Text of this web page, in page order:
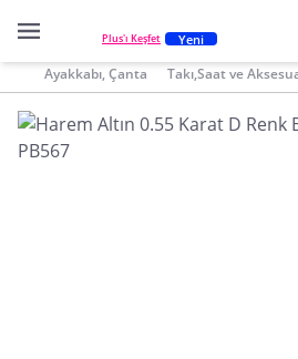
Plus'ı Keşfet Yeni
Ayakkabı, Çanta Takı,Saat ve